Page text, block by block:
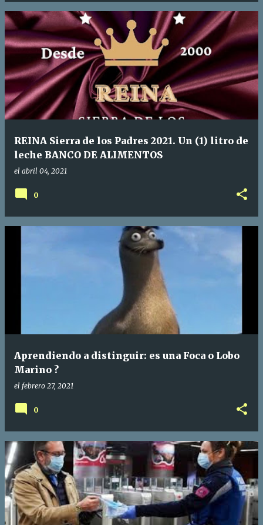
REINA Sierra de los Padres 2021. Un (1) litro de
leche BANCO DE ALIMENTOS
el abril 04, 2021
0
Aprendiendo a distinguir: es una Foca o Lobo
Marino ?
el febrero 27, 2021
0